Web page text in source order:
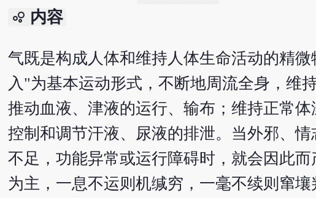
bubble_chart 内容
气既是构成人体和维持人体生命活动的精
入"为基本运动形式，不断地周流全身，维
推动血液、津液的运行、输布；维持正常
控制和调节汗液、尿液的排泄。当外邪、
不足，功能异常或运行障碍时，就会因此
为主，一息不运则机缄穷，一毫不续则窜